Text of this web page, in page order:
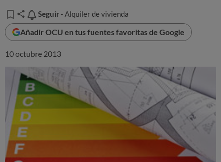
Seguir
Seguir - Alquiler de vivienda
Añadir OCU en tus fuentes favoritas de Google
10 octubre 2013